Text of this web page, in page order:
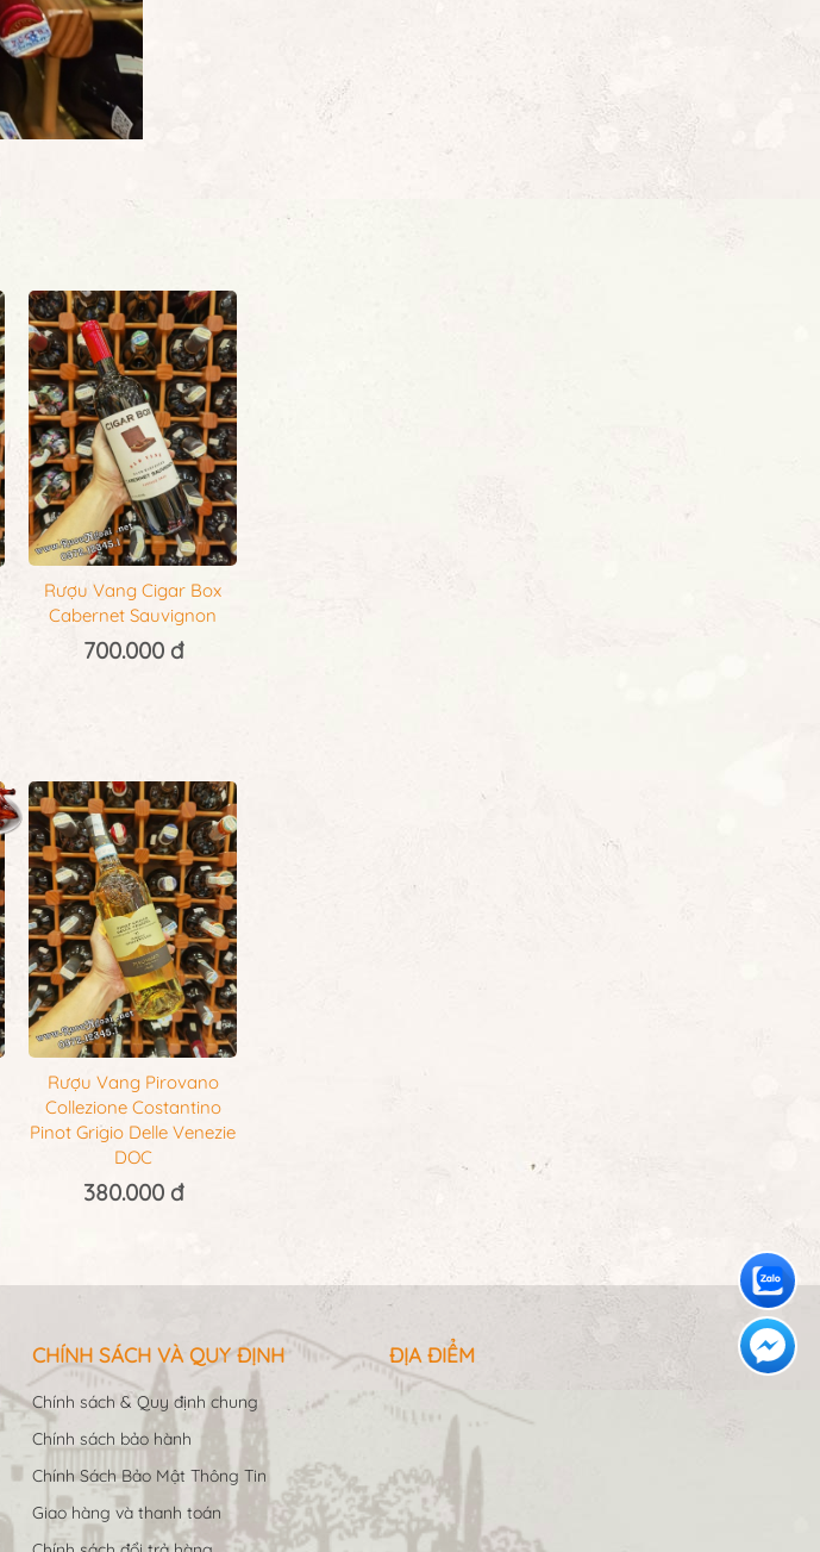
Rượu Vang Cigar Box
Cabernet Sauvignon
700.000 đ
Rượu Vang Pirovano
Collezione Costantino
Pinot Grigio Delle Venezie
DOC
380.000 đ
CHÍNH SÁCH VÀ QUY ĐỊNH
Chính sách & Quy định chung
Chính sách bảo hành
Chính Sách Bảo Mật Thông Tin
Giao hàng và thanh toán
ĐỊA ĐIỂM